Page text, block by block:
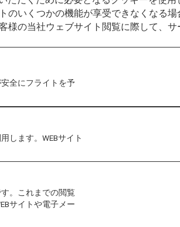
のいくつかの機能が享受できなくなる
様の当社ウェブサイト閲覧に際して、
全にフライトを予
します。WEBサイト
。これまでの閲覧
サイトや電子メー